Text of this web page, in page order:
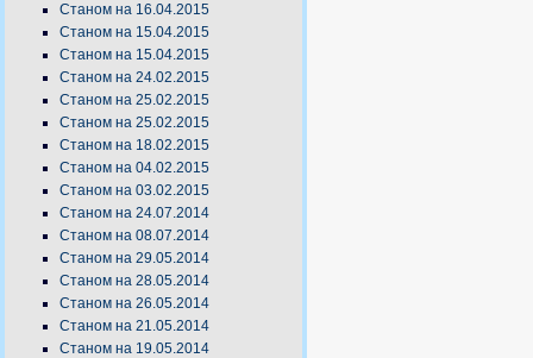
Станом на 16.04.2015
Станом на 15.04.2015
Станом на 15.04.2015
Станом на 24.02.2015
Станом на 25.02.2015
Станом на 25.02.2015
Станом на 18.02.2015
Станом на 04.02.2015
Станом на 03.02.2015
Станом на 24.07.2014
Станом на 08.07.2014
Станом на 29.05.2014
Станом на 28.05.2014
Станом на 26.05.2014
Станом на 21.05.2014
Станом на 19.05.2014